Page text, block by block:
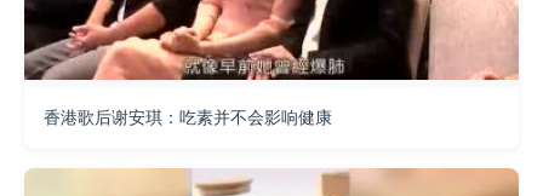
香港歌后谢安琪：吃素并不会影响健康